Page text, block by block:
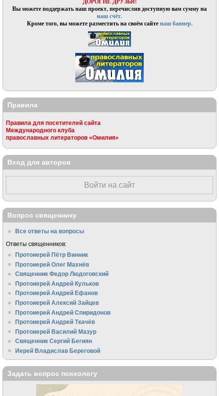
Вы можете поддержать наш проект, перечислив доступную вам сумму на
наш счёт.
Кроме того, вы можете разместить на своём сайтенаш баннер.
Правила
Правила для посетителей сайта
Международного клуба
православных литераторов «Омилия»
Вход для авторов
Войти на сайт
Вопрос священнику
Все ответы на вопросы
Ответы священников:
Протоиерей Пётр Винник
Протоиерей Олег Махнёв
Священник Федор Людоговский
Протоиерей Андрей Кульков
Протоиерей Андрей Ефанов
Протоиерей Алексий Зайцев
Протоиерей Андрей Спиридонов
Протоиерей Андрей Ткачёв
Протоиерей Василий Мазур
Священник Сергий Бегиян
Иерей Владислав Береговой
Задать вопрос психологу